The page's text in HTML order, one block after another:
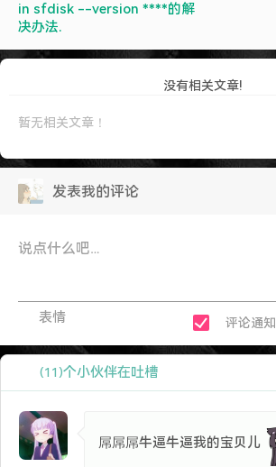
in sfdisk --version ****的解
决办法.
没有相关文章!
暂无相关文章！
发表我的评论
评论通知
表情
(11)个小伙伴在吐槽
屌屌屌牛逼牛逼我的宝贝儿